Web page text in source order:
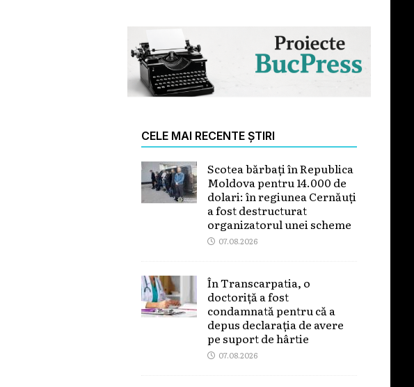
CELE MAI RECENTE ȘTIRI
Scotea bărbați în Republica
Moldova pentru 14.000 de
dolari: în regiunea Cernăuți
a fost destructurat
organizatorul unei scheme
07.08.2026
În Transcarpatia, o
doctoriță a fost
condamnată pentru că a
depus declarația de avere
pe suport de hârtie
07.08.2026